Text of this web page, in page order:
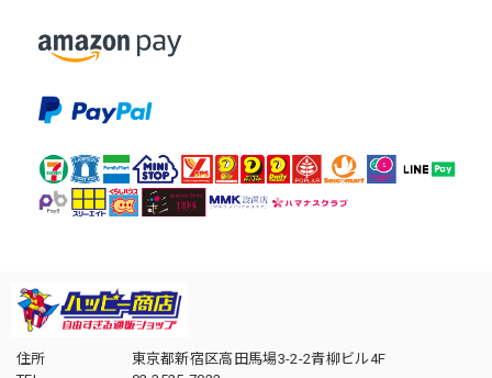
住所
東京都新宿区高田馬場3-2-2青柳ビル4F